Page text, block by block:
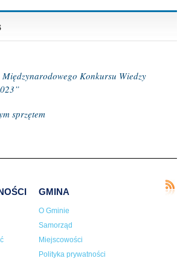
Międzynarodowego Konkursu Wiedzy
sprzętem
GMINA
O Gminie
Samorząd
Miejscowości
Polityka prywatności